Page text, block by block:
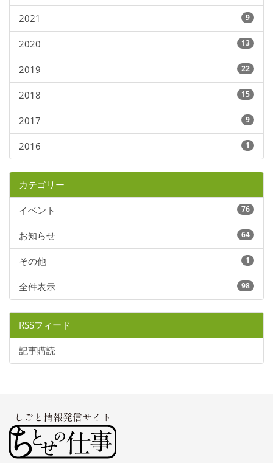
2021 9
2020 13
2019 22
2018 15
2017 9
2016 1
カテゴリー
イベント 76
お知らせ 64
その他 1
全件表示 98
RSSフィード
記事購読